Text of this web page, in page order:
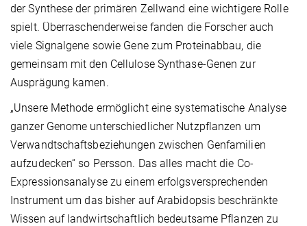
der Synthese der primären Zellwand eine wichtigere Rolle
spielt. Überraschenderweise fanden die Forscher auch
viele Signalgene sowie Gene zum Proteinabbau, die
gemeinsam mit den Cellulose Synthase-Genen zur
Ausprägung kamen.
„Unsere Methode ermöglicht eine systematische Analyse
ganzer Genome unterschiedlicher Nutzpflanzen um
Verwandtschaftsbeziehungen zwischen Genfamilien
aufzudecken“ so Persson. Das alles macht die Co-
Expressionsanalyse zu einem erfolgsversprechenden
Instrument um das bisher auf Arabidopsis beschränkte
Wissen auf landwirtschaftlich bedeutsame Pflanzen zu